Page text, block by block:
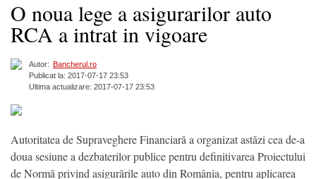
O noua lege a asigurarilor auto
RCA a intrat in vigoare
Autor: Bancherul.ro
Publicat la: 2017-07-17 23:53
Ultima actualizare: 2017-07-17 23:53
Autoritatea de Supraveghere Financiară a organizat astăzi cea de-a
doua sesiune a dezbaterilor publice pentru definitivarea Proiectului
de Normă privind asigurările auto din România, pentru aplicarea